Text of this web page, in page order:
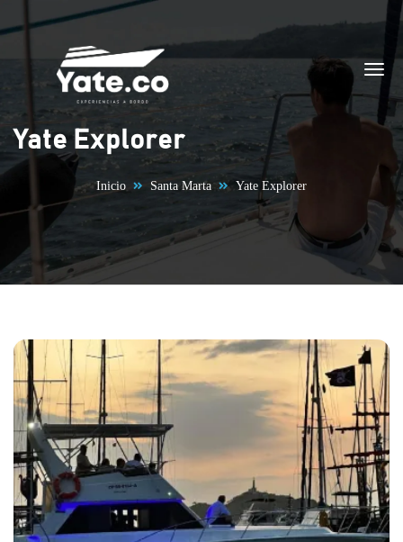
Saltar al contenido
Yate Explorer
Inicio Santa Marta Yate Explorer